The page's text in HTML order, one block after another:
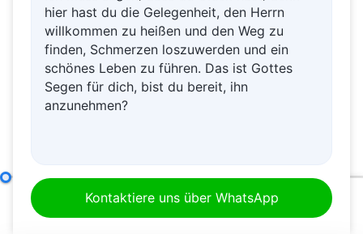
Wer wird, nachdem er an die Tatsache der
Souveränität des Schöpfers über alle Dinge
glaubt, wirklich daran glauben und anerkennen,
dass der Schöpfer auch das Schicksal des
Menschen in des Schöpfers Händen liegt?
Welche Art von Haltung sollte die Menschheit
hier hast du die Gelegenheit, den Herrn
willkommen zu heißen und den Weg zu
finden, Schmerzen loszuwerden und ein
schönes Leben zu führen. Das ist Gottes
Segen für dich, bist du bereit, ihn
anzunehmen?
Kontaktiere uns über WhatsApp
Gott Selbst, der Einzigartige III